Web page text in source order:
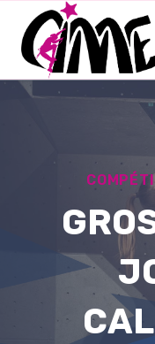
contenu